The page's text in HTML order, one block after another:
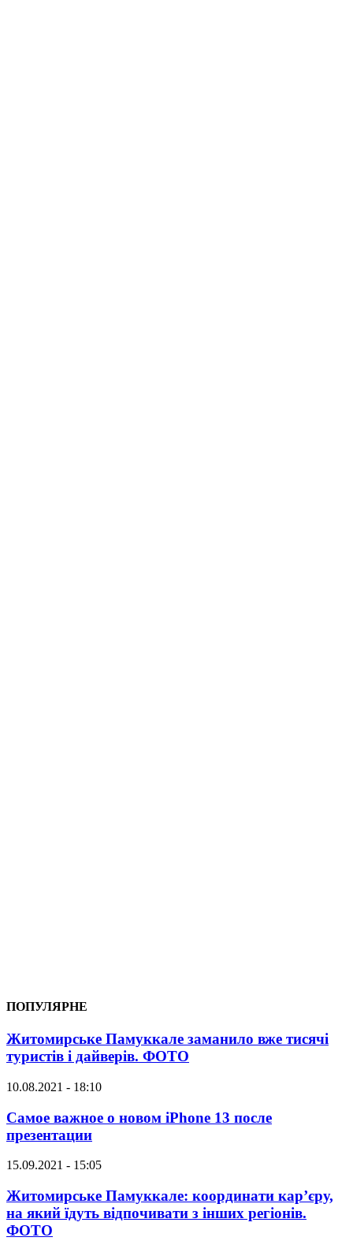
ПОПУЛЯРНЕ
Житомирське Памуккале заманило вже тисячі
туристів і дайверів. ФОТО
10.08.2021 - 18:10
Самое важное о новом iPhone 13 после
презентации
15.09.2021 - 15:05
Житомирське Памуккале: координати кар’єру,
на який їдуть відпочивати з інших регіонів.
ФОТО